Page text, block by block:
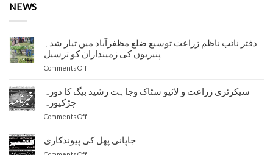
NEWS
دفتر نائب ناظم زراعت توسیع ضلع مظفرآباد میں تیار شدہ
پنیریوں کی زمینداران کو ترسیل
Comments Offon
ناظم
توسیع
مظفرآباد
سیکرٹری زراعت و لائیو سٹاک وجاہت رشید بیگ کا دورہ
چڑکپورہ
Comments Offon
زراعت
و
جاپانی پھل کی پیوندکاری
on